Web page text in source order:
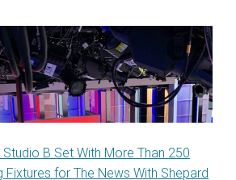
Studio B Set With More Than 250
Fixtures for The News With Shepard